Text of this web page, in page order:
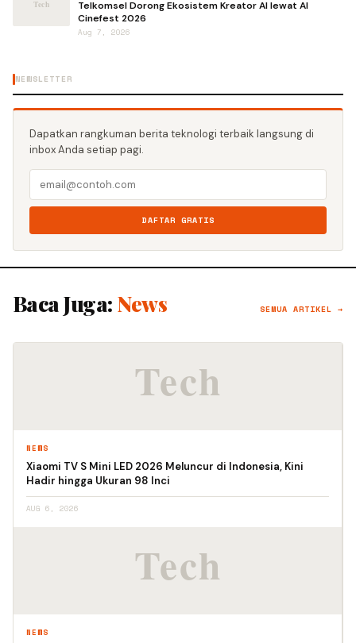
Telkomsel Dorong Ekosistem Kreator AI lewat AI
Cinefest 2026
Aug 7, 2026
NEWSLETTER
Dapatkan rangkuman berita teknologi terbaik langsung di
inbox Anda setiap pagi.
DAFTAR GRATIS
Baca Juga: News SEMUA ARTIKEL →
NEWS
Xiaomi TV S Mini LED 2026 Meluncur di Indonesia, Kini
Hadir hingga Ukuran 98 Inci
AUG 6, 2026
NEWS